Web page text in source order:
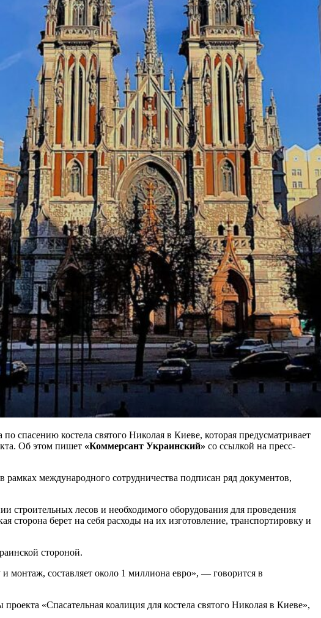
костела святого Николая в Киеве, которая предусматривает
Об этом пишет «Коммерсант Украинский» со ссылкой на пресс-
рамках международного сотрудничества подписан ряд документов,
строительных лесов и необходимого оборудования для проведения
сторона берет на себя расходы на их изготовление, транспортировку и
стороной.
монтаж, составляет около 1 миллиона евро», — говорится в
«Спасательная коалиция для костела святого Николая в Киеве»,